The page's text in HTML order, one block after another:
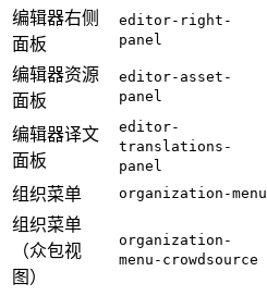
编辑器右侧
面板
editor-right-
panel
编辑器资源
面板
editor-asset-
panel
编辑器译文
面板
editor-
translations-
panel
组织菜单 organization-menu
组织菜单
（众包视
图）
organization-
menu-crowdsource